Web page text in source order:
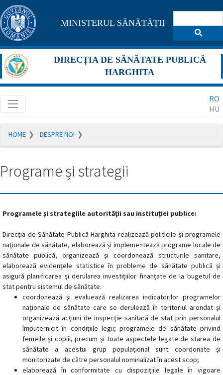
Pagina
maghiară
se
află
în
construcție
Redirecționare
română
în
secunde.
A
magyar
nyelvű
oldal
fejlesztés
alatt
van
Átiranyítás
MINISTERUL SĂNĂTĂȚII
DIRECȚIA DE SĂNĂTATE PUBLICĂ
HARGHITA
RO
HU
HOME DESPRE NOI
Programe și strategii
Programele şi strategiile autorităţii sau instituţiei publice:
Direcţia de Sănătate Publică Harghita realizează politicile şi programele
naţionale de sănătate, elaborează şi implementează programe locale de
sănătate publică, organizează şi coordonează structurile sanitare,
elaborează evidenţele statistice în probleme de sănătate publică şi
asigură planificarea şi derularea investiţiilor finanţate de la bugetul de
stat pentru sistemul de sănătate.
coordonează şi evaluează realizarea indicatorilor programelor
naţionale de sănătate care se derulează în teritoriul arondat şi
organizează acţiuni de inspecţie sanitară de stat prin personalul
împuternicit în condiţiile legii; programele de sănătate privind
femeile şi copiii, precum şi toate aspectele legate de starea de
sănătate a acestui grup populaţional sunt coordonate şi
monitorizate de către personalul nominalizat în acest scop;
elaborează în conformitate cu dispoziţiile legale în vigoare